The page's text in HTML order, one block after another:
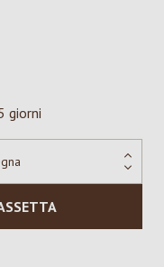
giorni